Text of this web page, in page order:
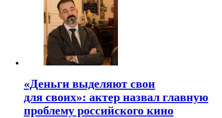
«Деньги выделяют свои
для своих»: актер назвал главную
проблему российского кино